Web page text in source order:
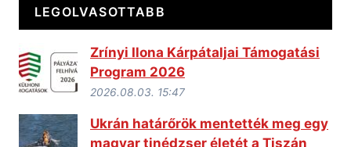
LEGOLVASOTTABB
Zrínyi Ilona Kárpátaljai Támogatási
Program 2026
2026.08.03. 15:47
Ukrán határőrök mentették meg egy
magyar tinédzser életét a Tiszán